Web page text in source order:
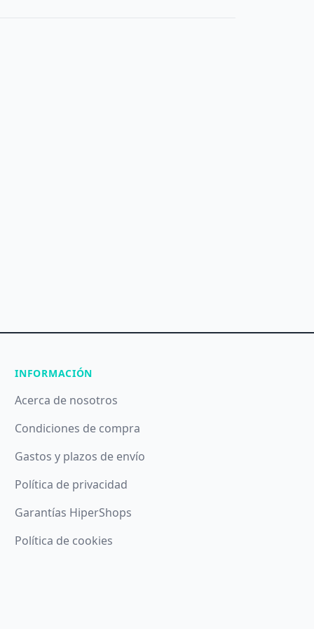
INFORMACIÓN
Acerca de nosotros
Condiciones de compra
Gastos y plazos de envío
Política de privacidad
Garantías HiperShops
Política de cookies